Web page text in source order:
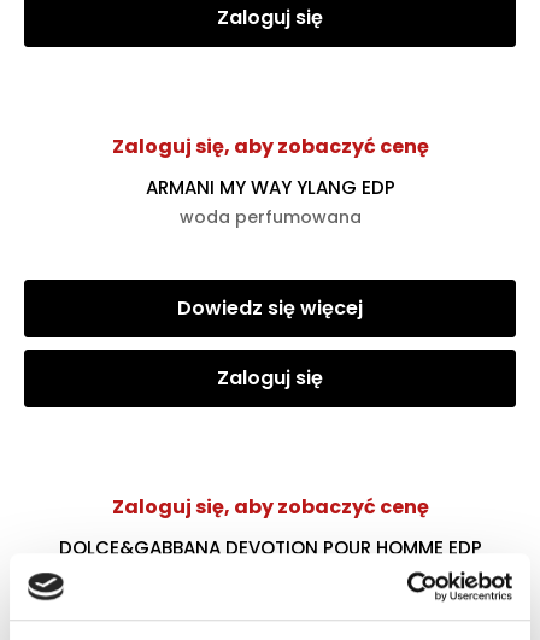
Zaloguj się
Zaloguj się, aby zobaczyć cenę
ARMANI MY WAY YLANG EDP
woda perfumowana
Dowiedz się więcej
Zaloguj się
Zaloguj się, aby zobaczyć cenę
DOLCE&GABBANA DEVOTION POUR HOMME EDP